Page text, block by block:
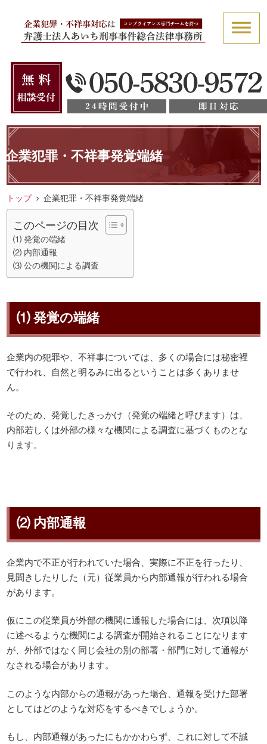
企業犯罪・不祥事発覚端緒
トップ 企業犯罪・不祥事発覚端緒
このページの目次
⑴ 発覚の端緒
⑵ 内部通報
⑶ 公の機関による調査
⑴ 発覚の端緒
企業内の犯罪や、不祥事については、多くの場合には秘密裡
で行われ、自然と明るみに出るということは多くありませ
ん。
そのため、発覚したきっかけ（発覚の端緒と呼びます）は、
内部若しくは外部の様々な機関による調査に基づくものとな
ります。
⑵ 内部通報
企業内で不正が行われていた場合、実際に不正を行ったり、
見聞きしたりした（元）従業員から内部通報が行われる場合
があります。
仮にこの従業員が外部の機関に通報した場合には、次項以降
に述べるような機関による調査が開始されることになります
が、外部ではなく同じ会社の別の部署・部門に対して通報が
なされる場合があります。
このような内部からの通報があった場合、通報を受けた部署
としてはどのような対応をするべきでしょうか。
もし、内部通報があったにもかかわらず、これに対して不誠